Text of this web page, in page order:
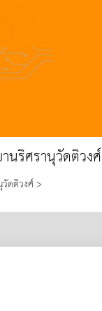
นริศรานุวัดติวงศ์
ดติวงศ์ >